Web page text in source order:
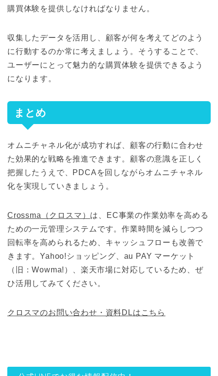
購買体験を提供しなければなりません。
収集したデータを活用し、顧客が何を考えてどのよう
に行動するのか常に考えましょう。そうすることで、
ユーザーにとって魅力的な購買体験を提供できるよう
になります。
まとめ
オムニチャネル化が成功すれば、顧客の行動に合わせ
た効果的な戦略を推進できます。顧客の意識を正しく
把握したうえで、PDCAを回しながらオムニチャネル
化を実現していきましょう。
Crossma（クロスマ） は、EC事業の作業効率を高める
ための一元管理システムです。作業時間を減らしつつ
回転率を高められるため、キャッシュフローも改善で
きます。Yahoo!ショッピング、au PAY マーケット
（旧：Wowma!）、楽天市場に対応しているため、ぜ
ひ活用してみてください。
クロスマのお問い合わせ・資料DLはこちら